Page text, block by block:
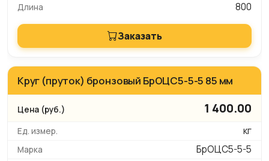
800
Заказать
Круг (пруток) бронзовый БрОЦС5-5-5 85 мм
1 400.00
кг
БрОЦС5-5-5